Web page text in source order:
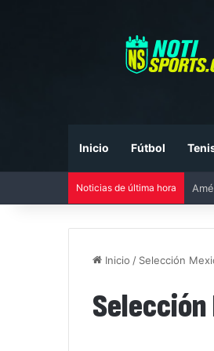
Inicio Fútbol
Noticias de última hora
Inicio / Selección